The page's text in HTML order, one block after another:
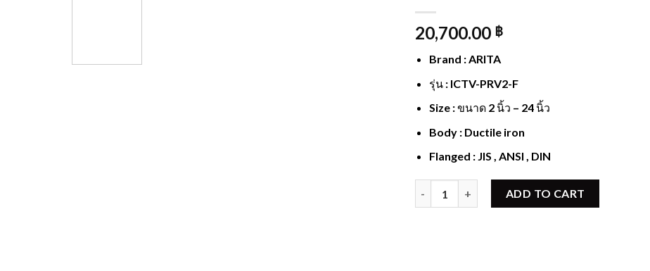
20,700.00 ฿
Brand : ARITA
รุ่น : ICTV-PRV2-F
Size : ขนาด 2 นิ้ว – 24 นิ้ว
Body : Ductile iron
Flanged : JIS , ANSI , DIN
ADD TO CART